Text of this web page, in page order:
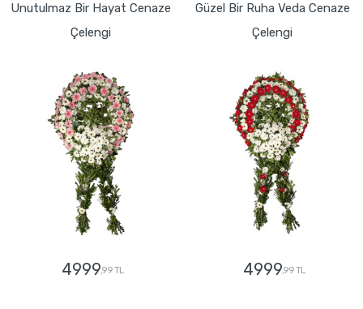
Unutulmaz Bir Hayat Cenaze
Çelengi
4999,99 TL
Güzel Bir Ruha Veda Cenaze
Çelengi
4999,99 TL